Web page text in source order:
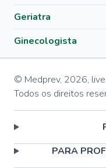
Geriatra
Ginecologista
© Medprev, 2026, live
Todos os direitos
PARA